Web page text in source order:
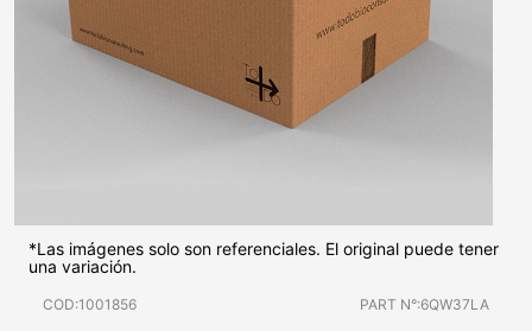
*Las imágenes solo son referenciales. El original puede tener
una variación.
COD:1001856 PART N°:6QW37LA